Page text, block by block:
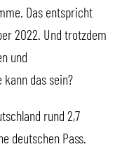
Das entspricht
2022. Und trotzdem
und
kann das sein?
rund 2,7
deutschen Pass.